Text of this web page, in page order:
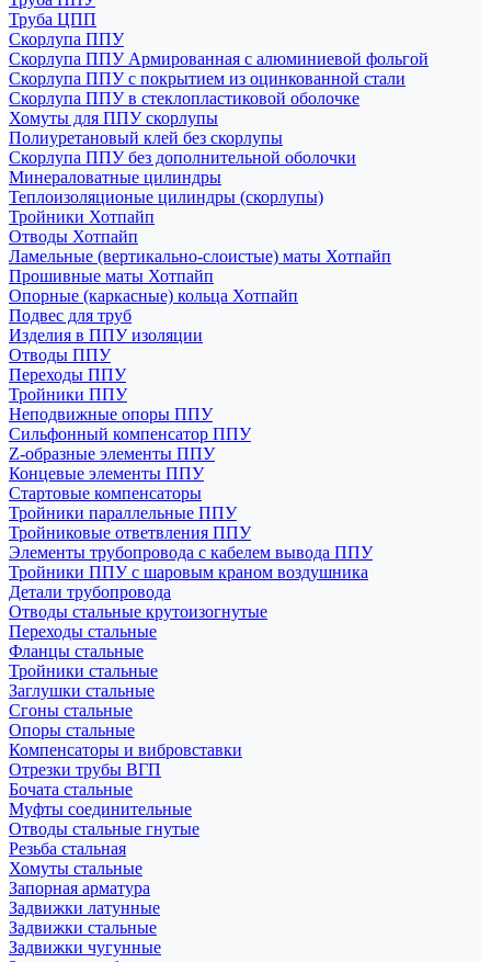
Труба ЦПП
Скорлупа ППУ
Скорлупа ППУ Армированная с алюминиевой фольгой
Скорлупа ППУ с покрытием из оцинкованной стали
Скорлупа ППУ в стеклопластиковой оболочке
Хомуты для ППУ скорлупы
Полиуретановый клей без скорлупы
Скорлупа ППУ без дополнительной оболочки
Минераловатные цилиндры
Теплоизоляционые цилиндры (скорлупы)
Тройники Хотпайп
Отводы Хотпайп
Ламельные (вертикально-слоистые) маты Хотпайп
Прошивные маты Хотпайп
Опорные (каркасные) кольца Хотпайп
Подвес для труб
Изделия в ППУ изоляции
Отводы ППУ
Переходы ППУ
Тройники ППУ
Неподвижные опоры ППУ
Cильфонный компенсатор ППУ
Z-образные элементы ППУ
Концевые элементы ППУ
Стартовые компенсаторы
Тройники параллельные ППУ
Тройниковые ответвления ППУ
Элементы трубопровода с кабелем вывода ППУ
Тройники ППУ с шаровым краном воздушника
Детали трубопровода
Отводы стальные крутоизогнутые
Переходы стальные
Фланцы стальные
Тройники стальные
Заглушки стальные
Сгоны стальные
Опоры стальные
Компенсаторы и вибровставки
Отрезки трубы ВГП
Бочата стальные
Муфты соединительные
Отводы стальные гнутые
Резьба стальная
Хомуты стальные
Запорная арматура
Задвижки латунные
Задвижки стальные
Задвижки чугунные